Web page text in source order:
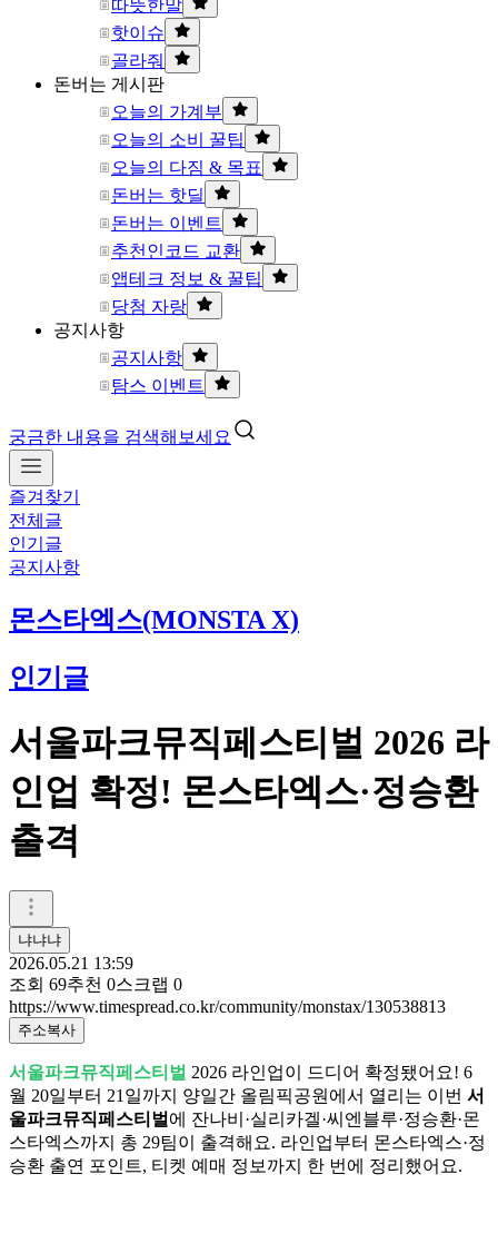
따뜻한말
핫이슈
골라줘
돈버는 게시판
오늘의 가계부
오늘의 소비 꿀팁
오늘의 다짐 & 목표
돈버는 핫딜
돈버는 이벤트
추천인코드 교환
앱테크 정보 & 꿀팁
당첨 자랑
공지사항
공지사항
탐스 이벤트
궁금한 내용을 검색해보세요
즐겨찾기
전체글
인기글
공지사항
몬스타엑스(MONSTA X)
인기글
서울파크뮤직페스티벌 2026 라
인업 확정! 몬스타엑스·정승환
출격
냐냐냐
2026.05.21 13:59
조회 69추천 0스크랩 0
https://www.timespread.co.kr/community/monstax/130538813
주소복사
서울파크뮤직페스티벌 2026 라인업이 드디어 확정됐어요! 6
월 20일부터 21일까지 양일간 올림픽공원에서 열리는 이번 서
울파크뮤직페스티벌 에 잔나비·실리카겔·씨엔블루·정승환·몬
스타엑스까지 총 29팀이 출격해요. 라인업부터 몬스타엑스·정
승환 출연 포인트, 티켓 예매 정보까지 한 번에 정리했어요.